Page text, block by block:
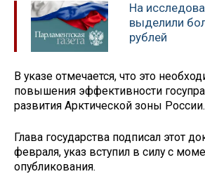
На
выделили
рублей
В указе отмечается, что это
повышения эффективности
развития Арктической зоны России.
Глава государства подписал этот
февраля, указ вступил в силу с
опубликования.